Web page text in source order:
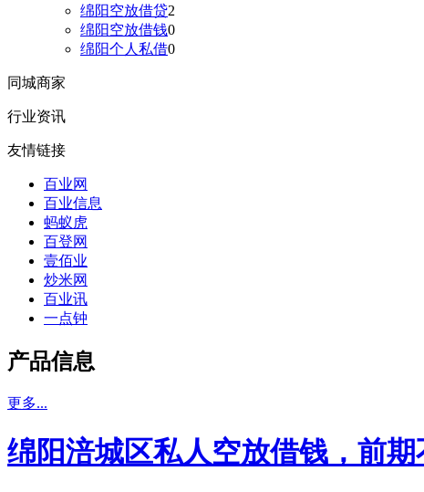
绵阳空放借贷2
绵阳空放借钱0
绵阳个人私借0
同城商家
行业资讯
友情链接
百业网
百业信息
蚂蚁虎
百登网
壹佰业
炒米网
百业讯
一点钟
产品信息
更多...
绵阳涪城区私人空放借钱，前期